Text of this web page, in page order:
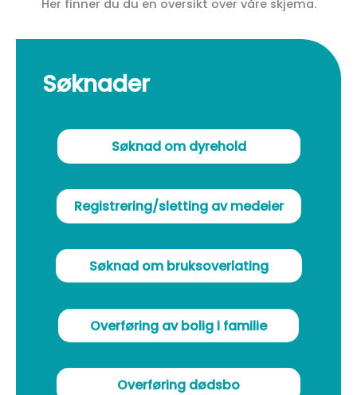
Søknader
Søknad om dyrehold
Registrering/sletting av medeier
Søknad om bruksoverlating
Overføring av bolig i familie
Overføring dødsbo
Her finner du du en oversikt over våre skjema.